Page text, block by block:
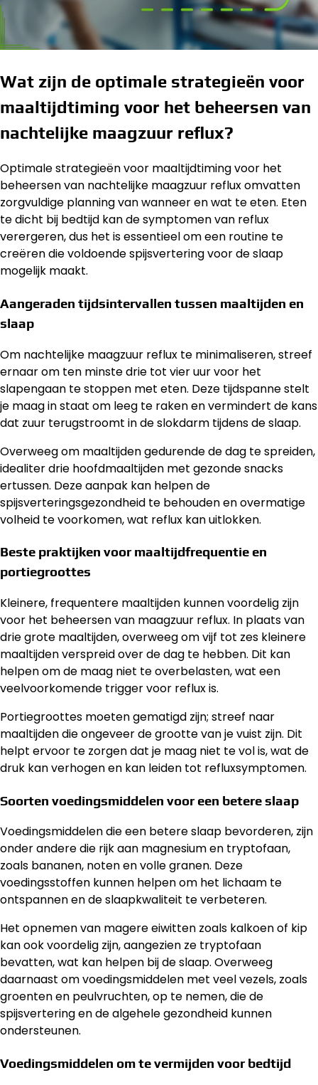
Wat zijn de optimale strategieën voor
maaltijdtiming voor het beheersen van
nachtelijke maagzuur reflux?
Optimale strategieën voor maaltijdtiming voor het
beheersen van nachtelijke maagzuur reflux omvatten
zorgvuldige planning van wanneer en wat te eten. Eten
te dicht bij bedtijd kan de symptomen van reflux
verergeren, dus het is essentieel om een routine te
creëren die voldoende spijsvertering voor de slaap
mogelijk maakt.
Aangeraden tijdsintervallen tussen maaltijden en
slaap
Om nachtelijke maagzuur reflux te minimaliseren, streef
ernaar om ten minste drie tot vier uur voor het
slapengaan te stoppen met eten. Deze tijdspanne stelt
je maag in staat om leeg te raken en vermindert de kans
dat zuur terugstroomt in de slokdarm tijdens de slaap.
Overweeg om maaltijden gedurende de dag te spreiden,
idealiter drie hoofdmaaltijden met gezonde snacks
ertussen. Deze aanpak kan helpen de
spijsverteringsgezondheid te behouden en overmatige
volheid te voorkomen, wat reflux kan uitlokken.
Beste praktijken voor maaltijdfrequentie en
portiegroottes
Kleinere, frequentere maaltijden kunnen voordelig zijn
voor het beheersen van maagzuur reflux. In plaats van
drie grote maaltijden, overweeg om vijf tot zes kleinere
maaltijden verspreid over de dag te hebben. Dit kan
helpen om de maag niet te overbelasten, wat een
veelvoorkomende trigger voor reflux is.
Portiegroottes moeten gematigd zijn; streef naar
maaltijden die ongeveer de grootte van je vuist zijn. Dit
helpt ervoor te zorgen dat je maag niet te vol is, wat de
druk kan verhogen en kan leiden tot refluxsymptomen.
Soorten voedingsmiddelen voor een betere slaap
Voedingsmiddelen die een betere slaap bevorderen, zijn
onder andere die rijk aan magnesium en tryptofaan,
zoals bananen, noten en volle granen. Deze
voedingsstoffen kunnen helpen om het lichaam te
ontspannen en de slaapkwaliteit te verbeteren.
Het opnemen van magere eiwitten zoals kalkoen of kip
kan ook voordelig zijn, aangezien ze tryptofaan
bevatten, wat kan helpen bij de slaap. Overweeg
daarnaast om voedingsmiddelen met veel vezels, zoals
groenten en peulvruchten, op te nemen, die de
spijsvertering en de algehele gezondheid kunnen
ondersteunen.
Voedingsmiddelen om te vermijden voor bedtijd